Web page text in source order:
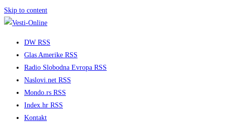
Skip to content
DW RSS
Glas Amerike RSS
Radio Slobodna Evropa RSS
Naslovi.net RSS
Mondo.rs RSS
Index.hr RSS
Kontakt